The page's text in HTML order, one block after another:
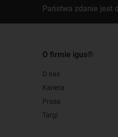
Państwa zdanie jest
O firmie igus®
O nas
Kariera
Prasa
Targi